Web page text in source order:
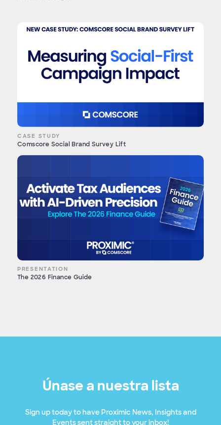
CASE STUDY
Comscore Social Brand Survey Lift
PRESENTATION
The 2026 Finance Guide
Únase a nuestra lista
Sign up today to have Proximic News, Insights and
Events sent straight to your inbox!